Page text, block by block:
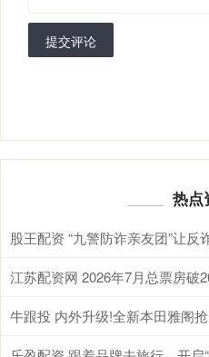
提交评论
热点
股王配资 “九警防诈亲友团”让反
江苏配资网 2026年7月总票房破